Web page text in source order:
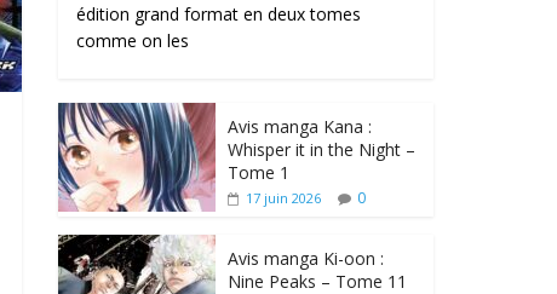
édition grand format en deux tomes
comme on les
Avis manga Kana :
Whisper it in the Night –
Tome 1
17 juin 2026 0
Avis manga Ki-oon :
Nine Peaks – Tome 11